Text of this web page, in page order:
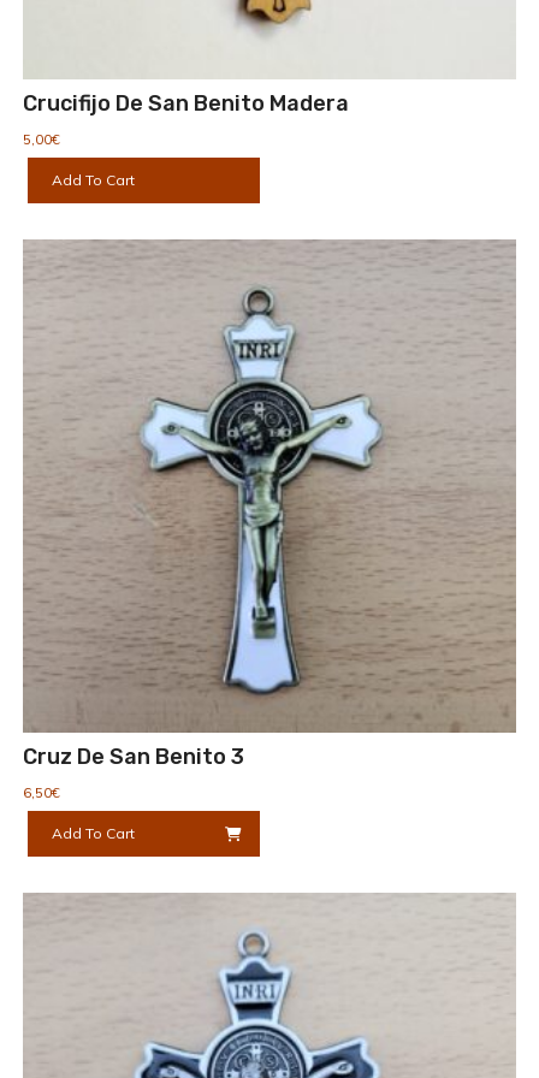
Crucifijo De San Benito Madera
5,00€
Add To Cart
Cruz De San Benito 3
6,50€
Add To Cart